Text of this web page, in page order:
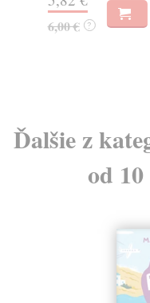
6,00 € ?
Ďalšie z
od